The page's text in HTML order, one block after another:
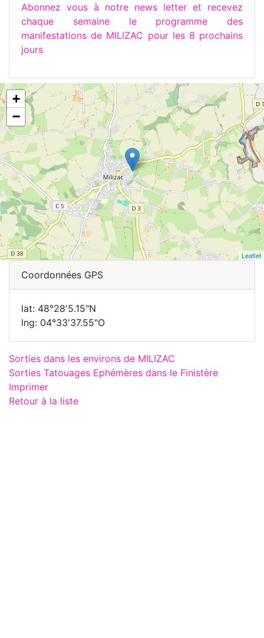
Abonnez vous à notre news letter et recevez
chaque semaine le programme des
manifestations de MILIZAC pour les 8 prochains
jours
+
−
Leaflet
Coordonnées GPS
lat: 48°28'5.15"N
lng: 04°33'37.55"O
Sorties dans les environs de MILIZAC
Sorties Tatouages Ephémères dans le Finistère
Imprimer
Retour à la liste